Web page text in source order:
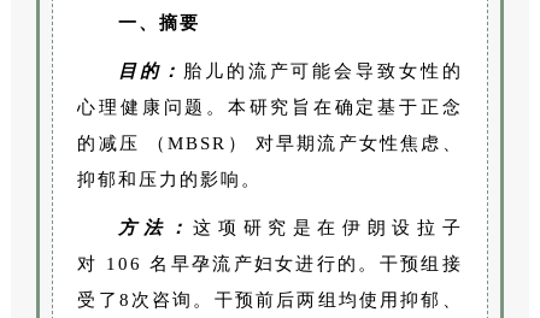
一、摘要
目的： 胎儿的流产可能会导致女性的
心理健康问题。本研究旨在确定基于正念
的减压 （MBSR） 对早期流产女性焦虑、
抑郁和压力的影响。
方法：这项研究是在伊朗设拉子
对 106 名早孕流产妇女进行的。干预组接
受了8次咨询。干预前后两组均使用抑郁、